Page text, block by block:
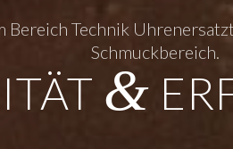
Technik
Schmuckbereich.
&